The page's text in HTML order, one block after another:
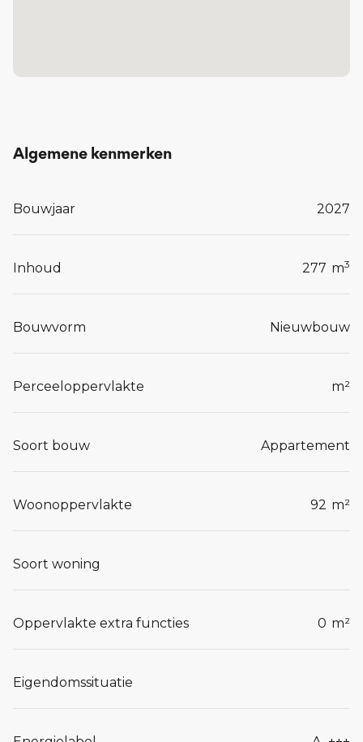
én bij het leven van vandaag.
kenbaar maken op het online inschrijfformulier
Algemene kenmerken
Bouwjaar 2027
Inhoud 277 m3
Bouwvorm Nieuwbouw
Perceeloppervlakte m²
Soort bouw Appartement
Woonoppervlakte 92 m²
Soort woning
Oppervlakte extra functies 0 m²
Eigendomssituatie